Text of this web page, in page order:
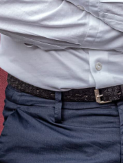
MAGLIA RICO WHITE